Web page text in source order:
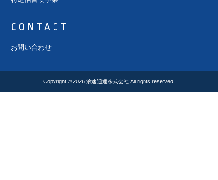
CONTACT
お問い合わせ
Copyright © 2026 浪速通運株式会社 All rights reserved.